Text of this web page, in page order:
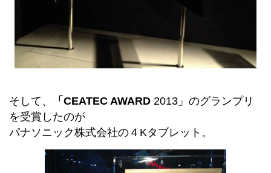
そして、 「 CEATEC AWARD 2013」のグランプリ
を受賞したのが
パナソニック株式会社の４Kタブレット。